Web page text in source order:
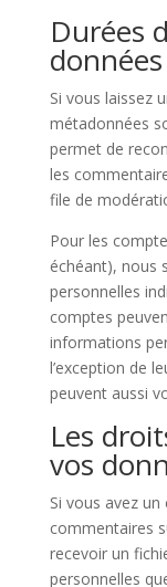
Durées
données
Si vous laissez
métadonnées
permet de
les
file de
Pour les
échéant), nous
personnelles
comptes
informations
l’exception de
peuvent aussi
Les
vos
Si vous avez
commentaires
recevoir un
personnelles